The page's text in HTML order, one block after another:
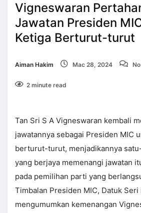
Vigneswaran
Jawatan Presiden
Ketiga Berturut-turut
Aiman Hakim Mac 28, 2024
2 minute read
Tan Sri S A Vigneswaran kembali
jawatannya sebagai Presiden MIC
berturut-turut, menjadikannya
yang berjaya memenangi jawatan
pada pemilihan parti yang
Timbalan Presiden MIC, Datuk Seri
mengumumkan kemenangan